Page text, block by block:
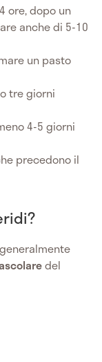
ore, dopo un
anche di 5-10
un pasto
tre giorni
4-5 giorni
precedono il
del